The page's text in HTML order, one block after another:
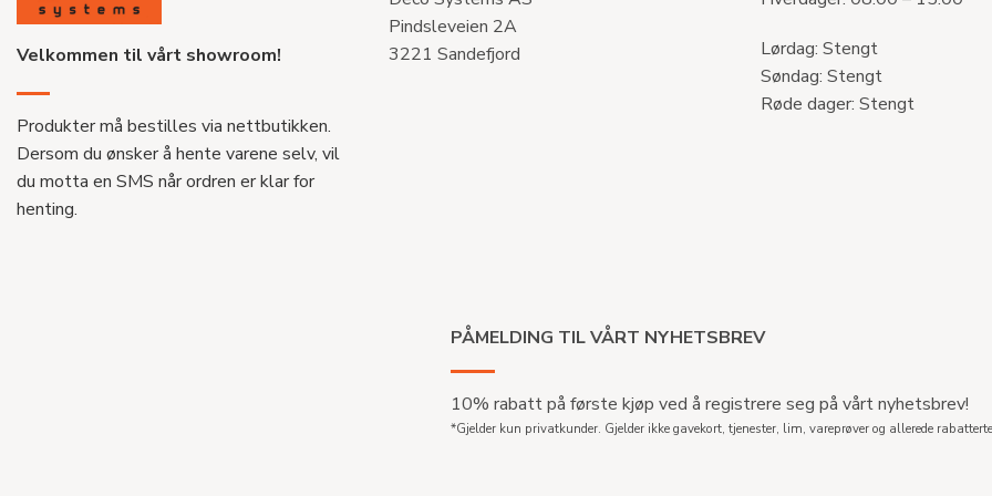
Velkommen til vårt showroom!
Produkter må bestilles via nettbutikken.
Dersom du ønsker å hente varene selv, vil
du motta en SMS når ordren er klar for
henting.
Pindsleveien 2A
3221 Sandefjord
Lørdag: Stengt
Søndag: Stengt
Røde dager: Stengt
PÅMELDING TIL VÅRT NYHETSBREV
10% rabatt på første kjøp ved å registrere seg på vårt nyhetsbrev!
*Gjelder kun privatkunder. Gjelder ikke gavekort, tjenester, lim, vareprøver og allerede